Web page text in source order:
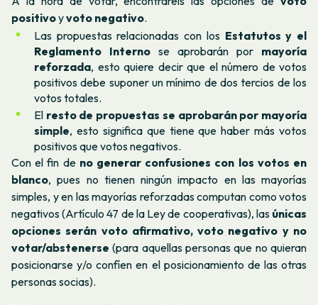
positivoyvoto negativo.
Las propuestas relacionadas con losEstatutos y el
Reglamento Interno se aprobarán por mayoría
reforzada, esto quiere decir que el número de votos
positivos debe suponer un mínimo de dos tercios de los
votos totales.
El resto de propuestas se aprobarán por mayoría
simple, esto significa que tiene que haber más votos
positivos que votos negativos.
Con el fin de no generar confusiones con los votos en
blanco, pues no tienen ningún impacto en las mayorías
simples, y en las mayorías reforzadas computan como votos
negativos (Artículo 47 de la Ley de cooperativas), las únicas
opciones serán voto afirmativo, voto negativo y no
votar/abstenerse (para aquellas personas que no quieran
posicionarse y/o confíen en el posicionamiento de las otras
personas socias).